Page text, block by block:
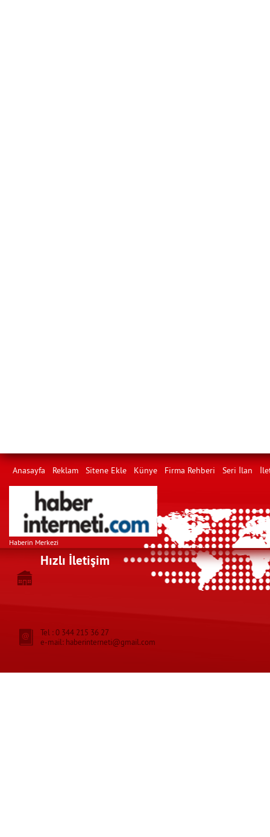
Anasayfa Reklam Sitene Ekle Künye Firma Rehberi Seri İlan
Haberin Merkezi
Hızlı İletişim
Tel : 0 344 215 36 27
e-mail: haberinterneti@gmail.com